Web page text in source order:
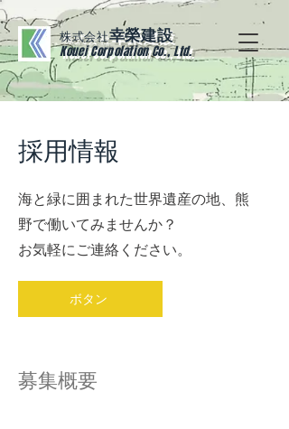
株式会社幸榮建設
Kouei Corpolation Co., Ltd.
採用情報
海と緑に囲まれた世界遺産の地、熊
野で働いてみませんか？
​お気軽にご連絡ください。
ボタン
募集概要